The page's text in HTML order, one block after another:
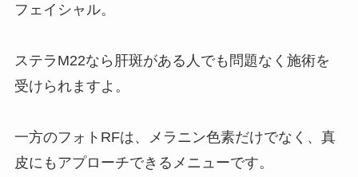
フェイシャル。
ステラM22なら肝斑がある人でも問題なく施術を
受けられますよ。
一方のフォトRFは、メラニン色素だけでなく、真
皮にもアプローチできるメニューです。